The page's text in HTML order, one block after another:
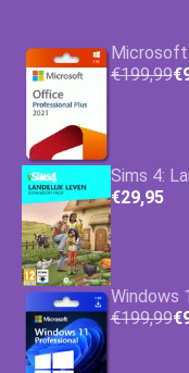
Microsoft
€199,99
Sims 4:
€29,95
Windows
€199,99